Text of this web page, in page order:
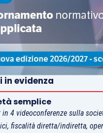
in evidenza
semplice
in 4 videoconferenze sulla
fiscalità diretta/indiretta,